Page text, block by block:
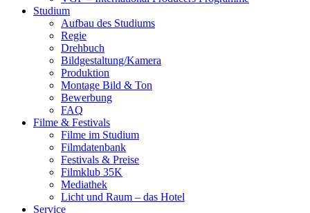
Stu­di­um
Auf­bau des Stu­di­ums
Regie
Dreh­buch
Bildgestaltung/​​Kamera
Pro­duk­ti­on
Mon­ta­ge Bild & Ton
Bewer­bung
FAQ
Fil­me & Fes­ti­vals
Fil­me im Stu­di­um
Film­da­ten­bank
Fes­ti­vals & Prei­se
Film­klub 35K
Media­thek
Licht und Raum – das Hotel
Ser­vice